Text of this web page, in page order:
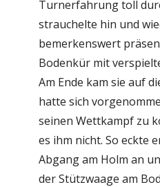
Turnerfahrung toll
strauchelte hin und
bemerkenswert
Bodenkür mit
Am Ende kam sie auf
hatte sich
seinen Wettkampf zu
es ihm nicht. So eckte
Abgang am Holm an
der Stützwaage am